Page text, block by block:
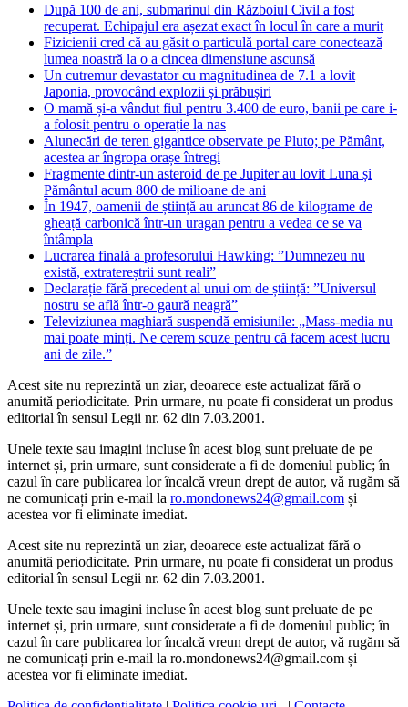
După 100 de ani, submarinul din Războiul Civil a fost
recuperat. Echipajul era așezat exact în locul în care a murit
Fizicienii cred că au găsit o particulă portal care conectează
lumea noastră la o a cincea dimensiune ascunsă
Un cutremur devastator cu magnitudinea de 7.1 a lovit
Japonia, provocând explozii și prăbușiri
O mamă și-a vândut fiul pentru 3.400 de euro, banii pe care i-
a folosit pentru o operație la nas
Alunecări de teren gigantice observate pe Pluto; pe Pământ,
acestea ar îngropa orașe întregi
Fragmente dintr-un asteroid de pe Jupiter au lovit Luna și
Pământul acum 800 de milioane de ani
În 1947, oamenii de știință au aruncat 86 de kilograme de
gheață carbonică într-un uragan pentru a vedea ce se va
întâmpla
Lucrarea finală a profesorului Hawking: ”Dumnezeu nu
există, extratereștrii sunt reali”
Declarație fără precedent al unui om de știință: ”Universul
nostru se află într-o gaură neagră”
Televiziunea maghiară suspendă emisiunile: „Mass-media nu
mai poate minți. Ne cerem scuze pentru că facem acest lucru
ani de zile.”
Acest site nu reprezintă un ziar, deoarece este actualizat fără o
anumită periodicitate. Prin urmare, nu poate fi considerat un produs
editorial în sensul Legii nr. 62 din 7.03.2001.
Unele texte sau imagini incluse în acest blog sunt preluate de pe
internet și, prin urmare, sunt considerate a fi de domeniul public; în
cazul în care publicarea lor încalcă vreun drept de autor, vă rugăm să
ne comunicați prin e-mail la ro.mondonews24@gmail.com și
acestea vor fi eliminate imediat.
Acest site nu reprezintă un ziar, deoarece este actualizat fără o
anumită periodicitate. Prin urmare, nu poate fi considerat un produs
editorial în sensul Legii nr. 62 din 7.03.2001.
Unele texte sau imagini incluse în acest blog sunt preluate de pe
internet și, prin urmare, sunt considerate a fi de domeniul public; în
cazul în care publicarea lor încalcă vreun drept de autor, vă rugăm să
ne comunicați prin e-mail la ro.mondonews24@gmail.com și
acestea vor fi eliminate imediat.